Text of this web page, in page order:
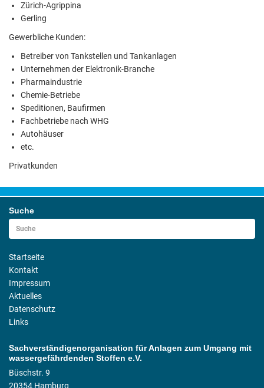
Zürich-Agrippina
Gerling
Gewerbliche Kunden:
Betreiber von Tankstellen und Tankanlagen
Unternehmen der Elektronik-Branche
Pharmaindustrie
Chemie-Betriebe
Speditionen, Baufirmen
Fachbetriebe nach WHG
Autohäuser
etc.
Privatkunden
Suche
Startseite
Kontakt
Impressum
Aktuelles
Datenschutz
Links
Sachverständigenorganisation für Anlagen zum Umgang mit
wassergefährdenden Stoffen e.V.
Büschstr. 9
20354 Hamburg